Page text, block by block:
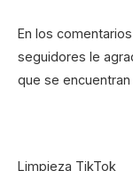
En los
seguidores le
que se
Limpieza TikTok